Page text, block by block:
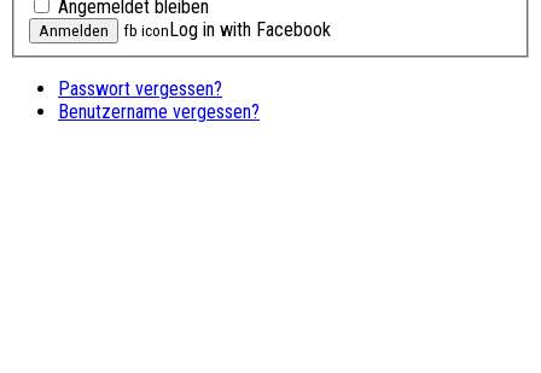
Angemeldet bleiben
fb iconLog in with Facebook
Passwort vergessen?
Benutzername vergessen?